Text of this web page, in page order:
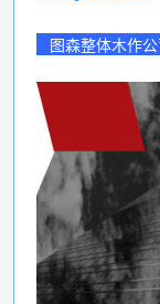
图森整体木作